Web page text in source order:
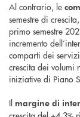
Al contrario, le
semestre di
primo semestre
incremento
comparti dei
crescita dei volumi
iniziative di Piano
Il margine di